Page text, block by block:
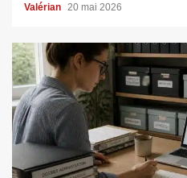
Valérian 20 mai 2026